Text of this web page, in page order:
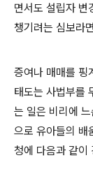
면서도 설립자 변
챙기려는 심보라면
증여나 매매를 핑
태도는 사법부를
는 일은 비리에
으로 유아들의 배
청에 다음과 같이